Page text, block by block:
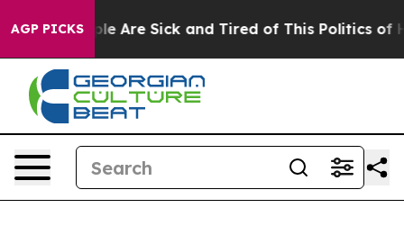
AGP PICKS
“People Are Sick and Tired of This Politics of